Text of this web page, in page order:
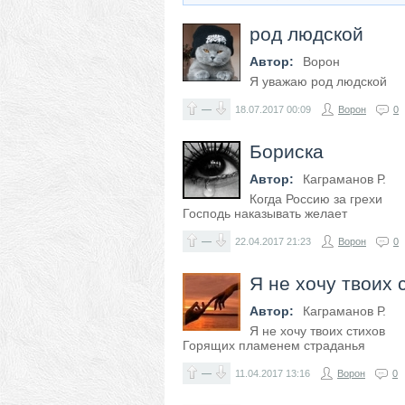
род людской
Автор:
Ворон
Я уважаю род людской
— 18.07.2017 00:09 Ворон 0
Бориска
Автор:
Каграманов Р.
Когда Россию за грехи
Господь наказывать желает
— 22.04.2017 21:23 Ворон 0
Я не хочу твоих
Автор:
Каграманов Р.
Я не хочу твоих стихов
Горящих пламенем страданья
— 11.04.2017 13:16 Ворон 0